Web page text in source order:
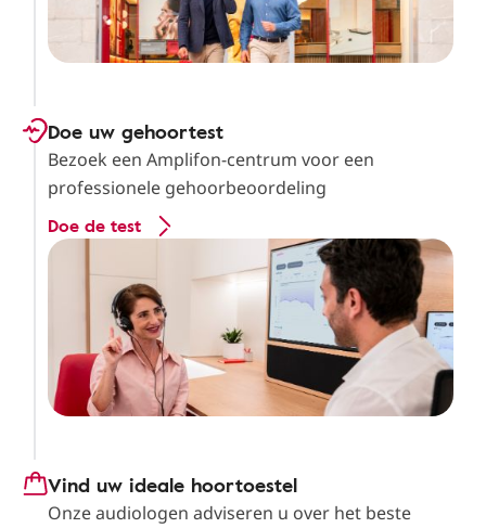
Doe uw gehoortest
Bezoek een Amplifon-centrum voor een
professionele gehoorbeoordeling
Doe de test
Vind uw ideale hoortoestel
Onze audiologen adviseren u over het beste